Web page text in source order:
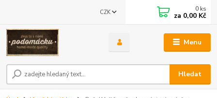
Menu
CZK
Hledat
0 ks
za 0,00 Kč